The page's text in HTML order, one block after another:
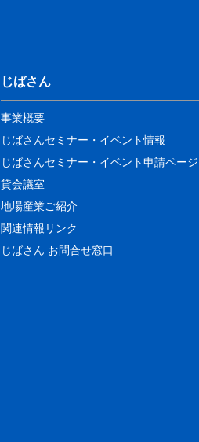
じばさん
事業概要
じばさんセミナー・イベント情報
じばさんセミナー・イベント申請ページ
貸会議室
地場産業ご紹介
関連情報リンク
じばさん お問合せ窓口